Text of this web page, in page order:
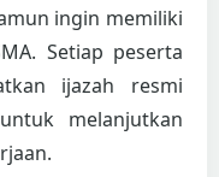
ingin memiliki
Setiap peserta
ijazah resmi
melanjutkan